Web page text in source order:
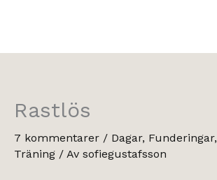
Rastlös
7 kommentarer / Dagar, Funderingar,
Träning / Av sofiegustafsson